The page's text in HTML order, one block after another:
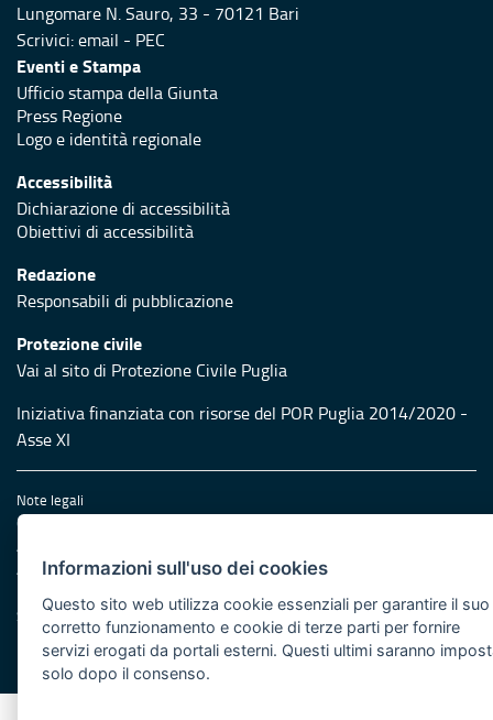
Lungomare N. Sauro, 33 - 70121 Bari
Scrivici:email - PEC
Eventi e Stampa
Ufficio stampa della Giunta
Press Regione
Logo e identità regionale
Accessibilità
Dichiarazione di accessibilità
Obiettivi di accessibilità
Redazione
Responsabili di pubblicazione
Protezione civile
Vai al sito di Protezione Civile Puglia
Iniziativa finanziata con risorse del POR Puglia 2014/2020 -
Asse XI
Note legali
Cookie e privacy
Amministrazione trasparente
Atti di notifica
Servizi Intranet
© Regione Puglia
Informazioni sull'uso dei cookies
Questo sito web utilizza cookie essenziali per garantire il suo
corretto funzionamento e cookie di terze parti per fornire
servizi erogati da portali esterni. Questi ultimi saranno
solo dopo il consenso.